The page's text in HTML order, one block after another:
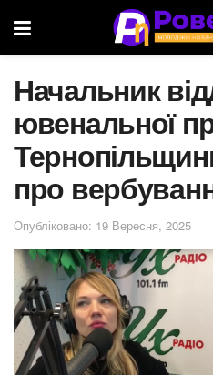
Начальник
ювенальної
про
Опубліковано: 19 Вересня, 2025